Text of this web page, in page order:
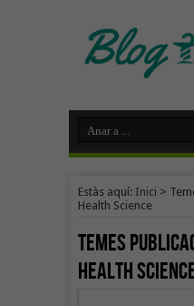
Estàs aquí: Inici >
Health Science
Temes
Health